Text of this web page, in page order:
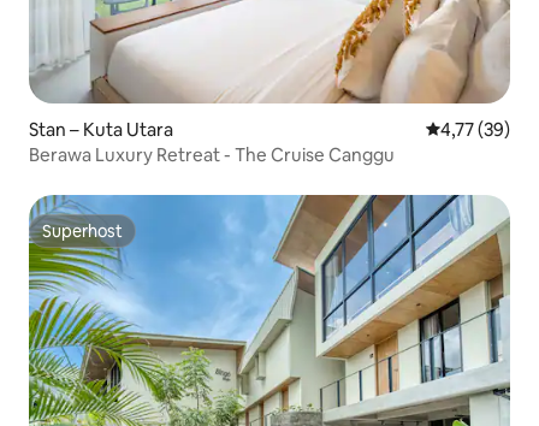
Stan – Kuta Utara Prosječna
4,77 (39)
Berawa Luxury Retreat - The Cruise Canggu
Superhost
Superhost